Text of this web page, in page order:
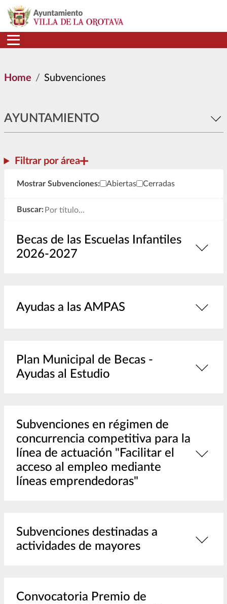
Skip to main content
Home Subvenciones
AYUNTAMIENTO
Filtrar por área
Abiertas Cerradas
Mostrar Subvenciones:
Buscar:
Becas de las Escuelas Infantiles
2026-2027
Ayudas a las AMPAS
Plan Municipal de Becas -
Ayudas al Estudio
Subvenciones en régimen de
concurrencia competitiva para la
línea de actuación "Facilitar el
acceso al empleo mediante
líneas emprendedoras"
Subvenciones destinadas a
actividades de mayores
Convocatoria Premio de